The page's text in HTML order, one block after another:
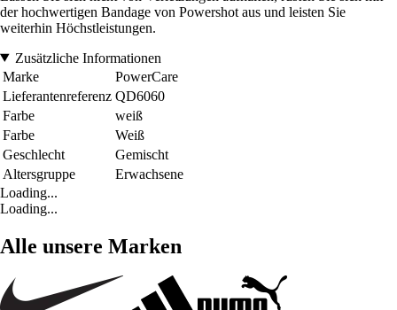
der hochwertigen Bandage von Powershot aus und leisten Sie
weiterhin Höchstleistungen.
Zusätzliche Informationen
Marke
PowerCare
Lieferantenreferenz QD6060
Farbe
weiß
Farbe
Weiß
Geschlecht
Gemischt
Altersgruppe
Erwachsene
Loading...
Loading...
Alle unsere Marken